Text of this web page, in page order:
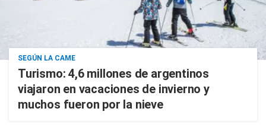
SEGÚN LA CAME
Turismo: 4,6 millones de argentinos
viajaron en vacaciones de invierno y
muchos fueron por la nieve